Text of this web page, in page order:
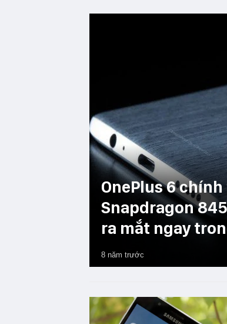
OnePlus 6
Snapdragon
ra mắt ngay
8 năm trước